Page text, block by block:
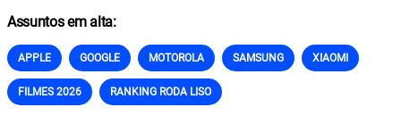
Assuntos em alta:
APPLE GOOGLE MOTOROLA SAMSUNG XIAOMI
FILMES 2026 RANKING RODA LISO